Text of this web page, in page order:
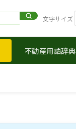
文字サイズ
不動産用語辞典